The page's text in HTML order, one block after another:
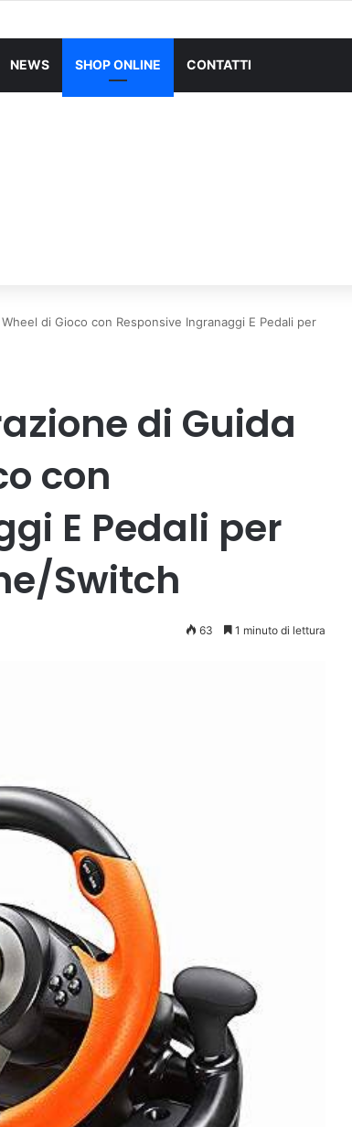
Mouse Gaming Wireless + Logitech G PRO X Cuffia
NEWS SHOP ONLINE CONTATTI
di Gioco con Responsive Ingranaggi E Pedali per
di Guida
con
E Pedali per
Switch
63 1 minuto di lettura